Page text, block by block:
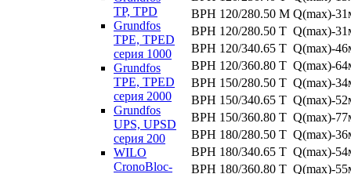
TP, TPD
Grundfos
TPE, TPED
серия 1000
Grundfos
TPE, TPED
серия 2000
Grundfos
UPS, UPSD
серия 200
WILO
CronoBloc-
BPH 120/280.50 M Q(max)-
BPH 120/280.50 T Q(max)-
BPH 120/340.65 T Q(max)-
BPH 120/360.80 T Q(max)-
BPH 150/280.50 T Q(max)-
BPH 150/340.65 T Q(max)-
BPH 150/360.80 T Q(max)-
BPH 180/280.50 T Q(max)-
BPH 180/340.65 T Q(max)-
BPH 180/360.80 T Q(max)-